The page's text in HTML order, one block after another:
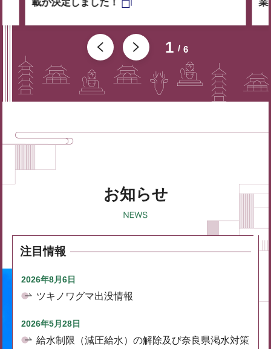
1 6
載が決定しました！
業
お知らせ
注目情報
2026年8月6日
ツキノワグマ出没情報
2026年5月28日
給水制限（減圧給水）の解除及び奈良県渇水対策